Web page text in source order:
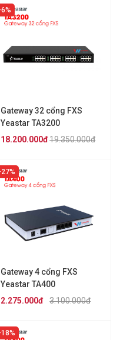
6%
Gateway 32 cổng FXS
Yeastar TA3200
19.350.000đ
18.200.000đ
27%
Gateway 4 cổng FXS
Yeastar TA400
3.100.000đ
2.275.000đ
18%